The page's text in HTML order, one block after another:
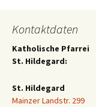
Kontaktdaten
Katholische Pfarrei
St. Hildegard:
St. Hildegard
Mainzer Landstr. 299